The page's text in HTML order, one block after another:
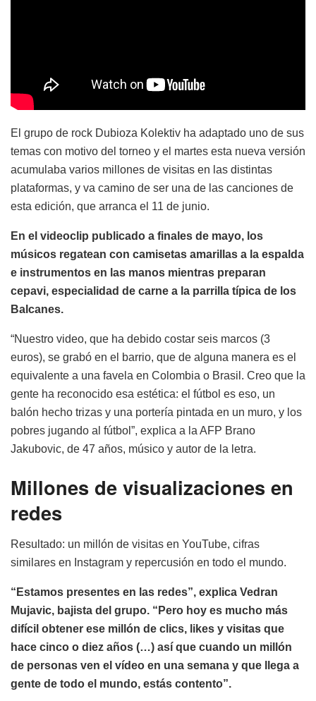
El grupo de rock Dubioza Kolektiv ha adaptado uno de sus
temas con motivo del torneo y el martes esta nueva versión
acumulaba varios millones de visitas en las distintas
plataformas, y va camino de ser una de las canciones de
esta edición, que arranca el 11 de junio.
En el videoclip publicado a finales de mayo, los
músicos regatean con camisetas amarillas a la espalda
e instrumentos en las manos mientras preparan
cepavi, especialidad de carne a la parrilla típica de los
Balcanes.
“Nuestro video, que ha debido costar seis marcos (3
euros), se grabó en el barrio, que de alguna manera es el
equivalente a una favela en Colombia o Brasil. Creo que la
gente ha reconocido esa estética: el fútbol es eso, un
balón hecho trizas y una portería pintada en un muro, y los
pobres jugando al fútbol”, explica a la AFP Brano
Jakubovic, de 47 años, músico y autor de la letra.
Millones de visualizaciones en
redes
Resultado: un millón de visitas en YouTube, cifras
similares en Instagram y repercusión en todo el mundo.
“Estamos presentes en las redes”, explica Vedran
Mujavic, bajista del grupo. “Pero hoy es mucho más
difícil obtener ese millón de clics, likes y visitas que
hace cinco o diez años (…) así que cuando un millón
de personas ven el vídeo en una semana y que llega a
gente de todo el mundo, estás contento”.